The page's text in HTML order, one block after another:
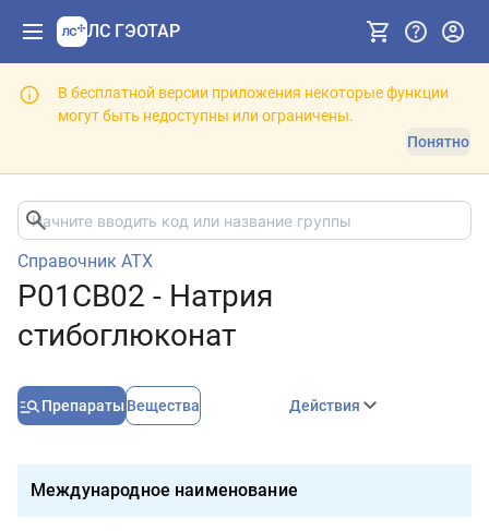
ЛС ГЭОТАР
В бесплатной версии приложения некоторые функции
могут быть недоступны или ограничены.
Понятно
Справочник АТХ
P01CB02 - Натрия
стибоглюконат
Препараты Вещества Действия
Международное наименование